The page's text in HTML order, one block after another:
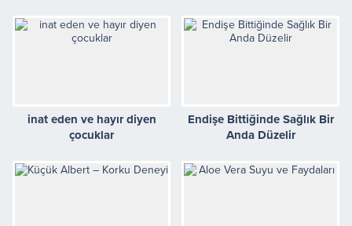
inat eden ve hayır diyen
çocuklar
Endişe Bittiğinde Sağlık Bir
Anda Düzelir